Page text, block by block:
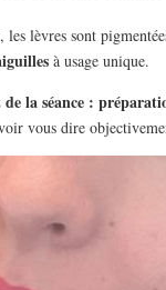
lèvres sont
à usage unique.
la séance :
vous dire